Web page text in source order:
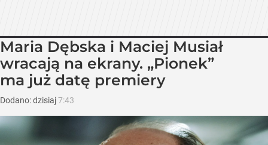
Maria Dębska i Maciej Musiał
wracają na ekrany. „Pionek”
ma już datę premiery
Dodano:dzisiaj7:43